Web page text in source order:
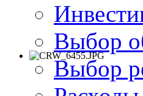
Выбор
Выбор